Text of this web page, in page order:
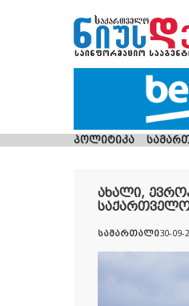
პოლიტიკა
ახალი,
სამართალი30-09-